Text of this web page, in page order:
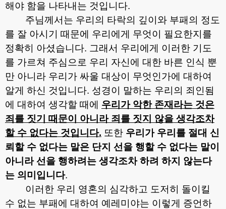
해야 함을 나타내는 것입니다.
주님께서는 우리의 타락의 깊이와 부패의 정도
를 잘 아시기 때문에 우리에게 무엇이 필요한지를
정확히 아셨습니다. 그래서 우리에게 이러한 기도
를 가르쳐 주심으로 우리 자신에 대한 바른 인식 뿐
만 아니라 우리가 싸울 대상이 무엇인가에 대하여
알게 하신 것입니다. 성경이 말하는 우리의 죄인됨
에 대하여 생각할 때에 우리가 악한 존재라는 것은
죄를 짓기 때문이 아니라 죄를 짓지 않을 생각조차
할 수 없다는 것입니다. 또한 우리가 우리를 절대 신
뢰할 수 없다는 말은 단지 선을 행할 수 없다는 말이
아니라 선을 행하려는 생각조차 하려 하지 않는다
는 의미입니다.
이러한 우리 영혼의 심각하고 도저히 돌이킬
수 없는 부패에 대하여 예레미야는 이렇게 증언하